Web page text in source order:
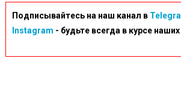
Подписывайтесь на наш канал в
Instagram - будьте всегда в курсе